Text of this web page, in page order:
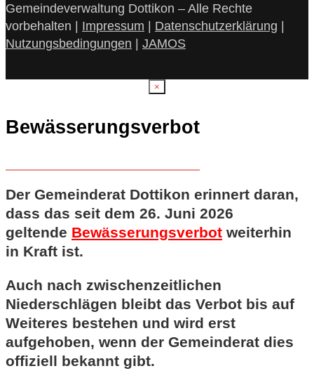
Gemeindeverwaltung Dottikon – Alle Rechte
vorbehalten | Impressum | Datenschutzerklärung |
Nutzungsbedingungen | JAMOS
×
Bewässerungsverbot
Der Gemeinderat Dottikon erinnert daran,
dass das seit dem 26. Juni 2026
geltende Bewässerungsverbot weiterhin
in Kraft ist.
Auch nach zwischenzeitlichen
Niederschlägen bleibt das Verbot bis auf
Weiteres bestehen und wird erst
aufgehoben, wenn der Gemeinderat dies
offiziell bekannt gibt.